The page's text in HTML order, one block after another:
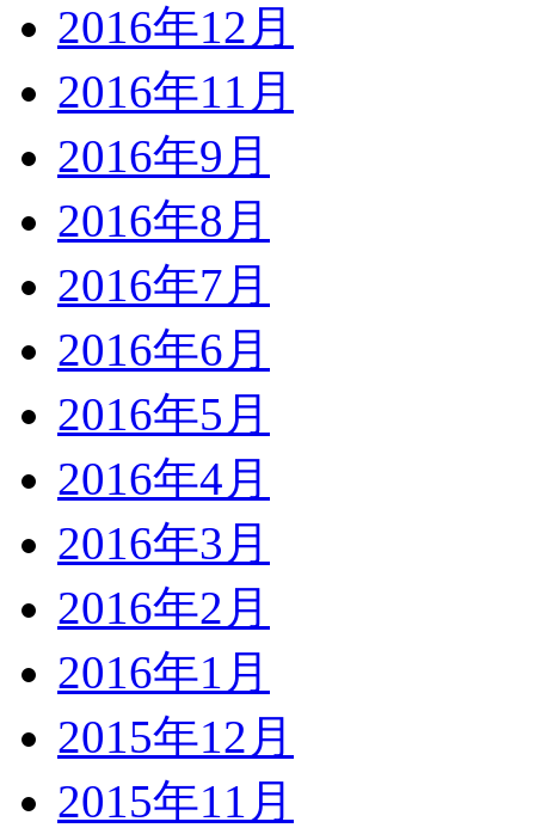
2016年12月
2016年11月
2016年9月
2016年8月
2016年7月
2016年6月
2016年5月
2016年4月
2016年3月
2016年2月
2016年1月
2015年12月
2015年11月